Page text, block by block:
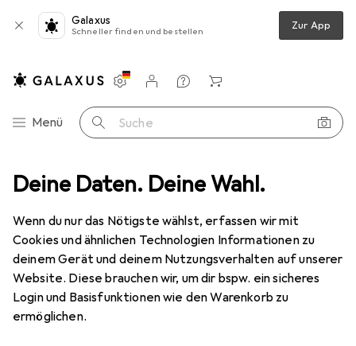
Deine Daten. Deine Wahl.
Wenn du nur das Nötigste wählst, erfassen wir mit
Cookies und ähnlichen Technologien Informationen zu
deinem Gerät und deinem Nutzungsverhalten auf unserer
Website. Diese brauchen wir, um dir bspw. ein sicheres
Login und Basisfunktionen wie den Warenkorb zu
ermöglichen.
Galaxus
Schneller finden und bestellen Zur App
Navigation nach Kategorien
Menü Suche
Einstellungen
Kundenkonto
Vergleichslisten
Merklisten
Warenkorb
Deckenbeleuchtung Deckenleuchte
8 Bilder
EGLO Seras
EUR
59,72